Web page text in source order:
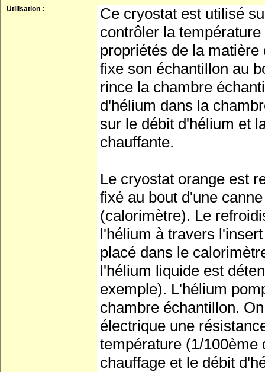
Utilisation :
Ce cryostat est utilisé
contrôler la
propriétés de la
fixe son échantillon au
rince la chambre
d'hélium dans la
sur le débit d'hélium et
chauffante.
Le cryostat orange est
fixé au bout d'une
(calorimètre). Le
l'hélium à travers
placé dans le
l'hélium liquide est
exemple). L'hélium
chambre échantillon.
électrique une
température (1/100ème
chauffage et le débit